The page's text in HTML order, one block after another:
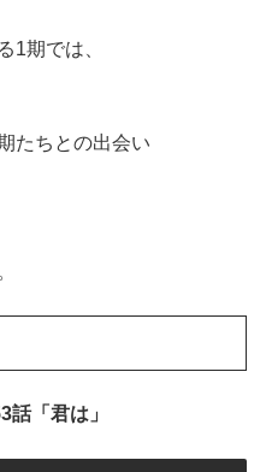
1期では、
たちとの出会い
話「君は」